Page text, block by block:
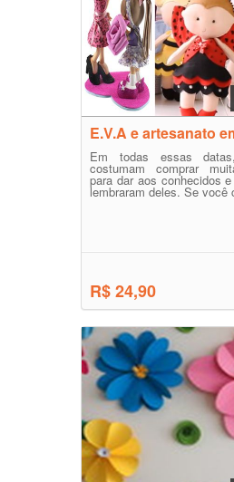
E.V.A e artesanato
Em todas essas
costumam comprar
para dar aos conhecidos
lembraram deles. Se você
R$ 24,90